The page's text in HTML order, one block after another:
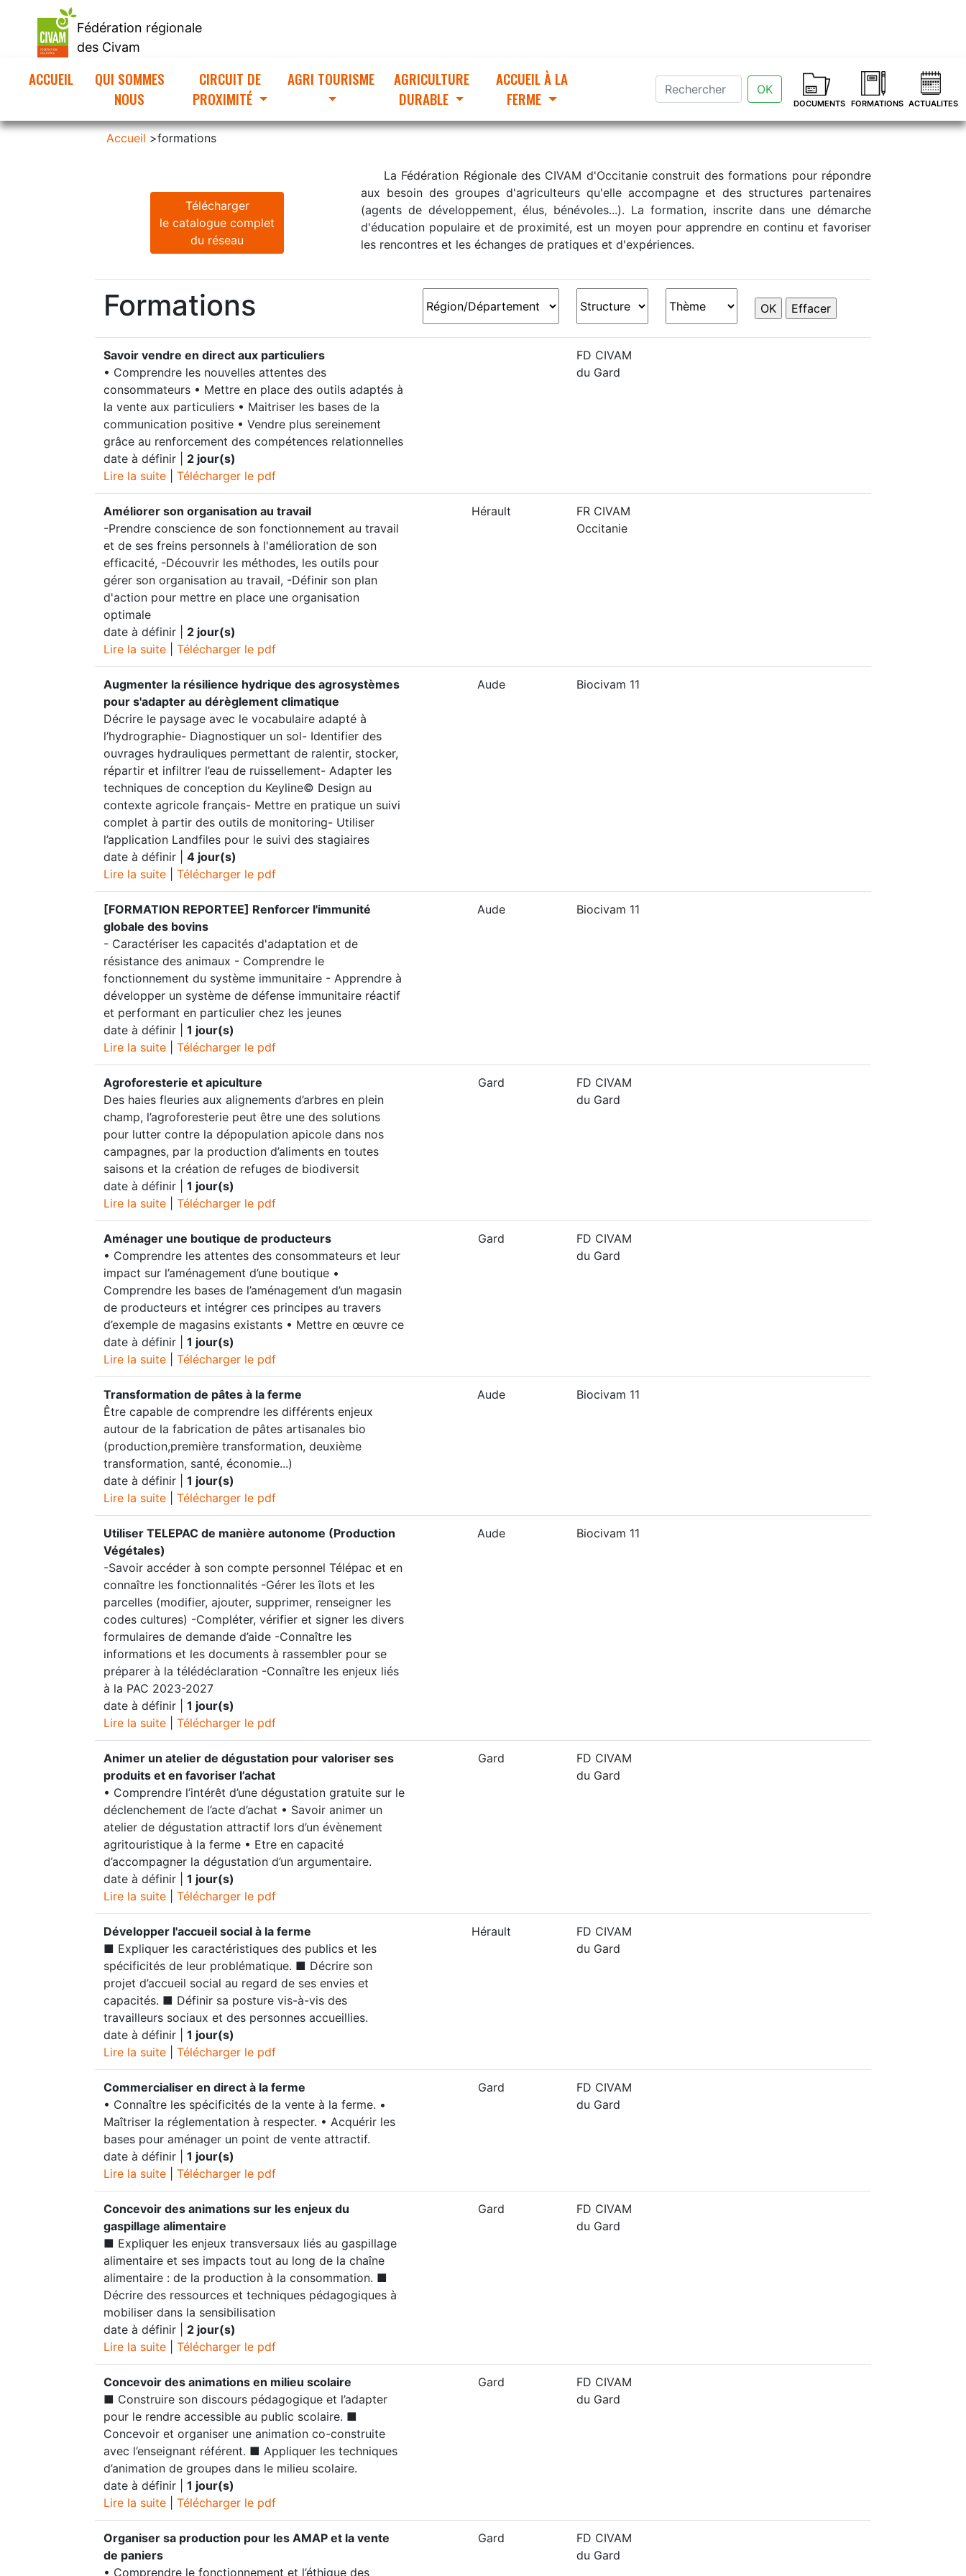
Fédération régionale
des Civam
ACCUEIL (CURRENT)
QUI SOMMES
NOUS
CIRCUIT DE
PROXIMITÉ
AGRI TOURISME
AGRICULTURE
DURABLE
ACCUEIL À LA
FERME
OK
DOCUMENTS FORMATIONS ACTUALITES
Accueil >formations
Télécharger
le catalogue complet
du réseau
La Fédération Régionale des CIVAM d'Occitanie construit des formations pour répondre
aux besoin des groupes d'agriculteurs qu'elle accompagne et des structures partenaires
(agents de développement, élus, bénévoles...). La formation, inscrite dans une démarche
d'éducation populaire et de proximité, est un moyen pour apprendre en continu et favoriser
les rencontres et les échanges de pratiques et d'expériences.
Formations
Savoir vendre en direct aux particuliers
• Comprendre les nouvelles attentes des
consommateurs • Mettre en place des outils adaptés à
la vente aux particuliers • Maitriser les bases de la
communication positive • Vendre plus sereinement
grâce au renforcement des compétences relationnelles
date à définir | 2 jour(s)
Lire la suite
Télécharger le pdf
FD CIVAM
du Gard
Améliorer son organisation au travail
-Prendre conscience de son fonctionnement au travail
et de ses freins personnels à l'amélioration de son
efficacité, -Découvrir les méthodes, les outils pour
gérer son organisation au travail, -Définir son plan
d'action pour mettre en place une organisation
optimale
date à définir | 2 jour(s)
Lire la suite
Télécharger le pdf
Hérault
FR CIVAM
Occitanie
Augmenter la résilience hydrique des agrosystèmes
pour s'adapter au dérèglement climatique
Décrire le paysage avec le vocabulaire adapté à
l’hydrographie- Diagnostiquer un sol- Identifier des
ouvrages hydrauliques permettant de ralentir, stocker,
répartir et infiltrer l’eau de ruissellement- Adapter les
techniques de conception du Keyline© Design au
contexte agricole français- Mettre en pratique un suivi
complet à partir des outils de monitoring- Utiliser
l’application Landfiles pour le suivi des stagiaires
date à définir | 4 jour(s)
Lire la suite
Télécharger le pdf
Aude Biocivam 11
[FORMATION REPORTEE] Renforcer l'immunité
globale des bovins
- Caractériser les capacités d'adaptation et de
résistance des animaux - Comprendre le
fonctionnement du système immunitaire - Apprendre à
développer un système de défense immunitaire réactif
et performant en particulier chez les jeunes
date à définir | 1 jour(s)
Lire la suite
Télécharger le pdf
Aude Biocivam 11
Agroforesterie et apiculture
Des haies fleuries aux alignements d’arbres en plein
champ, l’agroforesterie peut être une des solutions
pour lutter contre la dépopulation apicole dans nos
campagnes, par la production d’aliments en toutes
saisons et la création de refuges de biodiversit
date à définir | 1 jour(s)
Lire la suite
Télécharger le pdf
Gard
FD CIVAM
du Gard
Aménager une boutique de producteurs
• Comprendre les attentes des consommateurs et leur
impact sur l’aménagement d’une boutique •
Comprendre les bases de l’aménagement d’un magasin
de producteurs et intégrer ces principes au travers
d’exemple de magasins existants • Mettre en œuvre ce
date à définir | 1 jour(s)
Lire la suite
Télécharger le pdf
Gard
FD CIVAM
du Gard
Transformation de pâtes à la ferme
Être capable de comprendre les différents enjeux
autour de la fabrication de pâtes artisanales bio
(production,première transformation, deuxième
transformation, santé, économie...)
date à définir | 1 jour(s)
Lire la suite
Télécharger le pdf
Aude Biocivam 11
Utiliser TELEPAC de manière autonome (Production
Végétales)
-Savoir accéder à son compte personnel Télépac et en
connaître les fonctionnalités -Gérer les îlots et les
parcelles (modifier, ajouter, supprimer, renseigner les
codes cultures) -Compléter, vérifier et signer les divers
formulaires de demande d’aide -Connaître les
informations et les documents à rassembler pour se
préparer à la télédéclaration -Connaître les enjeux liés
à la PAC 2023-2027
date à définir | 1 jour(s)
Lire la suite
Télécharger le pdf
Aude Biocivam 11
Animer un atelier de dégustation pour valoriser ses
produits et en favoriser l’achat
• Comprendre l’intérêt d’une dégustation gratuite sur le
déclenchement de l’acte d’achat • Savoir animer un
atelier de dégustation attractif lors d’un évènement
agritouristique à la ferme • Etre en capacité
d’accompagner la dégustation d’un argumentaire.
date à définir | 1 jour(s)
Lire la suite
Télécharger le pdf
Gard
FD CIVAM
du Gard
Développer l'accueil social à la ferme
■ Expliquer les caractéristiques des publics et les
spécificités de leur problématique. ■ Décrire son
projet d’accueil social au regard de ses envies et
capacités. ■ Définir sa posture vis-à-vis des
travailleurs sociaux et des personnes accueillies.
date à définir | 1 jour(s)
Lire la suite
Télécharger le pdf
Hérault
FD CIVAM
du Gard
Commercialiser en direct à la ferme
• Connaître les spécificités de la vente à la ferme. •
Maîtriser la réglementation à respecter. • Acquérir les
bases pour aménager un point de vente attractif.
date à définir | 1 jour(s)
Lire la suite
Télécharger le pdf
Gard
FD CIVAM
du Gard
Concevoir des animations sur les enjeux du
gaspillage alimentaire
■ Expliquer les enjeux transversaux liés au gaspillage
alimentaire et ses impacts tout au long de la chaîne
alimentaire : de la production à la consommation. ■
Décrire des ressources et techniques pédagogiques à
mobiliser dans la sensibilisation
date à définir | 2 jour(s)
Lire la suite
Télécharger le pdf
Gard
FD CIVAM
du Gard
Concevoir des animations en milieu scolaire
■ Construire son discours pédagogique et l’adapter
pour le rendre accessible au public scolaire. ■
Concevoir et organiser une animation co-construite
avec l’enseignant référent. ■ Appliquer les techniques
d’animation de groupes dans le milieu scolaire.
date à définir | 1 jour(s)
Lire la suite
Télécharger le pdf
Gard
FD CIVAM
du Gard
Organiser sa production pour les AMAP et la vente
de paniers
• Comprendre le fonctionnement et l’éthique des
Gard
FD CIVAM
du Gard